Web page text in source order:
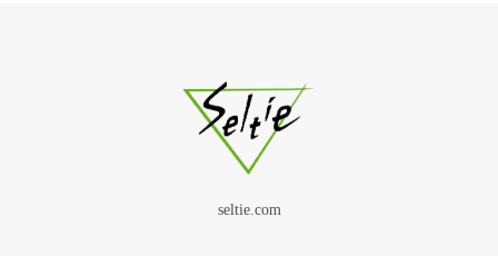
seltie.com